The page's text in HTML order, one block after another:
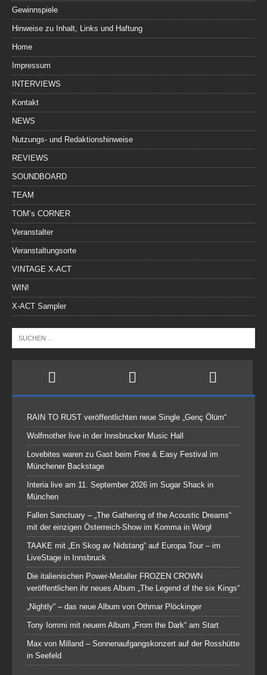
Gewinnspiele
Hinweise zu Inhalt, Links und Haftung
Home
Impressum
INTERVIEWS
Kontakt
NEWS
Nutzungs- und Redaktionshinweise
REVIEWS
SOUNDBOARD
TEAM
TOM’s CORNER
Veranstalter
Veranstaltungsorte
VINTAGE X-ACT
WIN!
X-ACT Sampler
RAIN TO RUST veröffentlichten neue Single „Genç Ölüm“
Wolfmother live in der Innsbrucker Music Hall
Lovebites waren zu Gast beim Free & Easy Festival im
Münchener Backstage
Interia live am 11. September 2026 im Sugar Shack in
München
Fallen Sanctuary – „The Gathering of the Acoustic Dreams“
mit der einzigen Österreich-Show im Komma in Wörgl
TAAKE mit „En Skog av Nidstang“ auf Europa Tour – im
LiveStage in Innsbruck
Die italienischen Power-Metaller FROZEN CROWN
veröffentlichen ihr neues Album „The Legend of the six Kings“
„Nightly“ – das neue Album von Othmar Plöckinger
Tony Iommi mit neuem Album „From the Dark“ am Start
Max von Milland – Sonnenaufgangskonzert auf der Rosshütte
in Seefeld